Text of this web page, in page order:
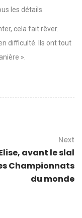
les détails.
cela fait rêver.
difficulté. Ils ont tout
».
Next
avant le slal
Championnats
du monde